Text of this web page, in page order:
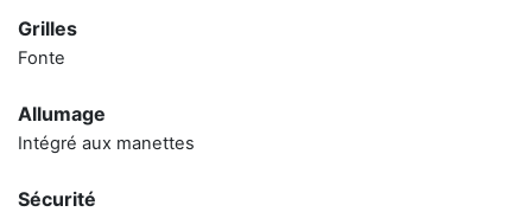
Grilles
Fonte
Allumage
Intégré aux manettes
Sécurité